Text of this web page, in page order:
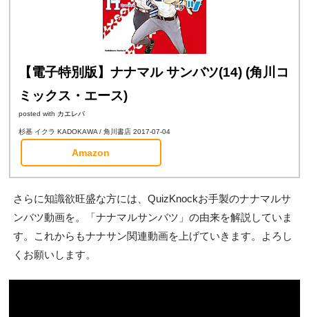
【電子特別版】ナナマル サンバツ(14) (角川コ
ミックス・エース)
posted with カエレバ
杉基 イクラ KADOKAWA / 角川書店 2017-07-04
Amazon
さらに知識欲旺盛な方には、QuizKnockお手製のナナマルサ
ンバツ動画を。「ナナマルサンバツ」の由来を解説していま
す。これからもナナサン関連動画を上げていきます。よろし
くお願いします。